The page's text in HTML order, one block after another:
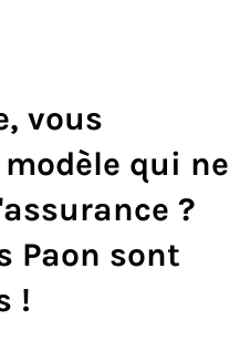
vous
qui ne
?
Paon sont
!